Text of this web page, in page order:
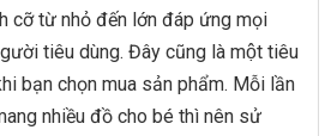
cỡ từ nhỏ đến lớn đáp ứng mọi
tiêu dùng. Đây cũng là một tiêu
bạn chọn mua sản phẩm. Mỗi lần
nhiều đồ cho bé thì nên sử